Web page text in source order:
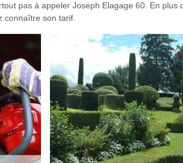
pas à appeler Joseph Elagage 60. En plus
connaître son tarif.